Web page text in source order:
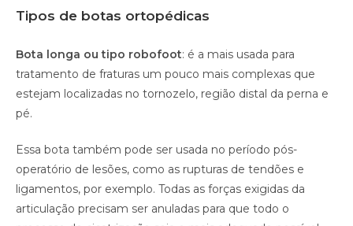
Tipos de botas ortopédicas
Bota longa ou tipo robofoot: é a mais usada para
tratamento de fraturas um pouco mais complexas que
estejam localizadas no tornozelo, região distal da perna e
pé.
Essa bota também pode ser usada no período pós-
operatório de lesões, como as rupturas de tendões e
ligamentos, por exemplo. Todas as forças exigidas da
articulação precisam ser anuladas para que todo o